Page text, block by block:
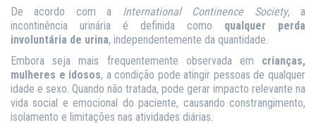
De acordo com a International Continence Society, a
incontinência urinária é definida como qualquer perda
involuntária de urina, independentemente da quantidade.
Embora seja mais frequentemente observada em crianças,
mulheres e idosos, a condição pode atingir pessoas de qualquer
idade e sexo. Quando não tratada, pode gerar impacto relevante na
vida social e emocional do paciente, causando constrangimento,
isolamento e limitações nas atividades diárias.